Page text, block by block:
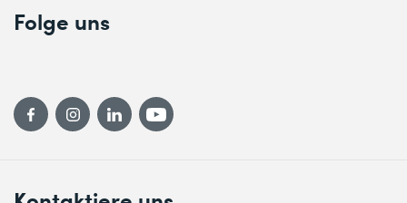
Folge uns